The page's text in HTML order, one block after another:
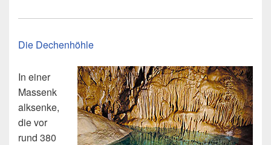
Die Dechenhöhle
In einer
Massenk
alksenke,
die vor
rund 380